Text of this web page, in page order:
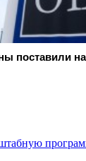
поставили на